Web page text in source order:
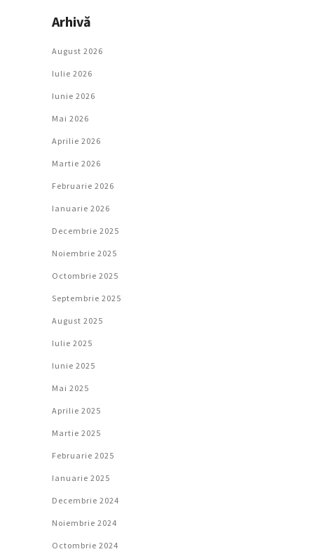
Arhivă
August 2026
Iulie 2026
Iunie 2026
Mai 2026
Aprilie 2026
Martie 2026
Februarie 2026
Ianuarie 2026
Decembrie 2025
Noiembrie 2025
Octombrie 2025
Septembrie 2025
August 2025
Iulie 2025
Iunie 2025
Mai 2025
Aprilie 2025
Martie 2025
Februarie 2025
Ianuarie 2025
Decembrie 2024
Noiembrie 2024
Octombrie 2024